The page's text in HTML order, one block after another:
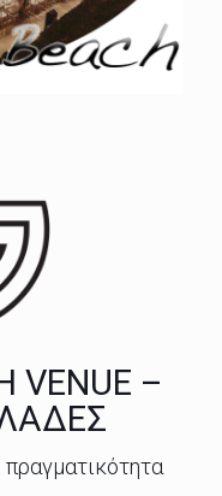
VENUE –
πραγματικότητα